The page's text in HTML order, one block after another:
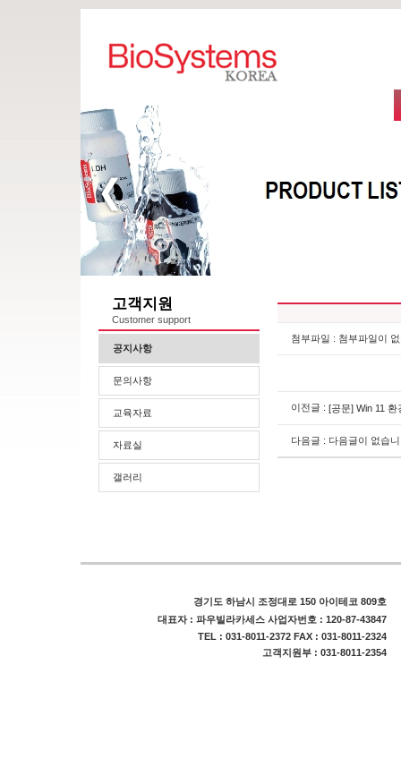
고객지원
Customer support
공지사항
문의사항
교육자료
자료실
갤러리
첨부파일 : 첨부파일이
이전글 : [공문] Win 11
다음글 : 다음글이 없습
경기도 하남시 조정대로 150 아이테코 809호
대표자 : 파우빌라카세스 사업자번호 : 120-87-43847
TEL : 031-8011-2372 FAX : 031-8011-2324
고객지원부 : 031-8011-2354